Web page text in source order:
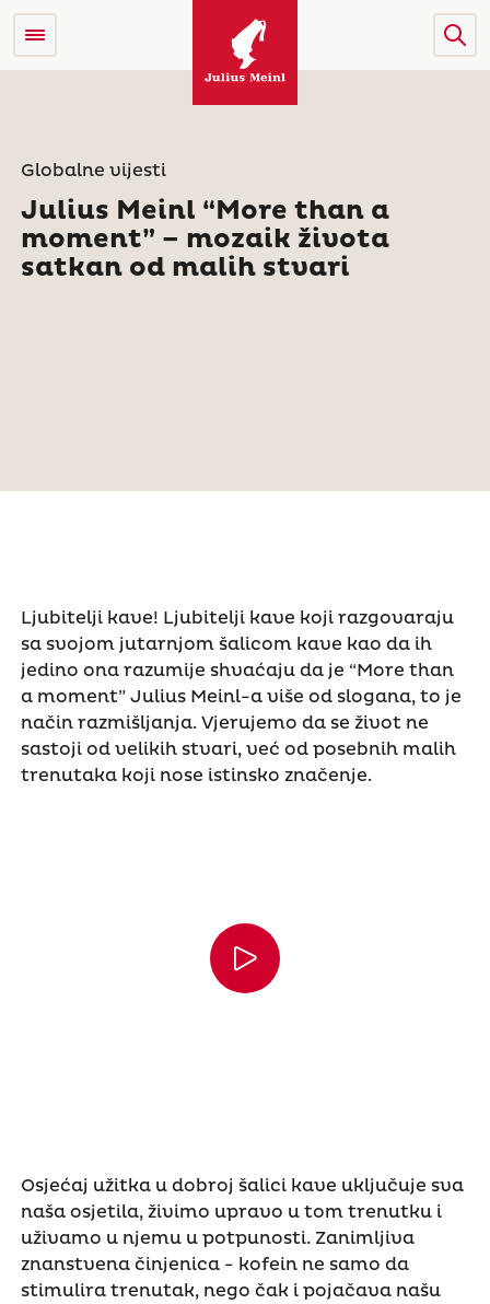
Globalne vijesti
Julius Meinl “More than a
moment” – mozaik života
satkan od malih stvari
Ljubitelji kave! Ljubitelji kave koji razgovaraju
sa svojom jutarnjom šalicom kave kao da ih
jedino ona razumije shvaćaju da je “More than
a moment” Julius Meinl-a više od slogana, to je
način razmišljanja. Vjerujemo da se život ne
sastoji od velikih stvari, već od posebnih malih
trenutaka koji nose istinsko značenje.
Osjećaj užitka u dobroj šalici kave uključuje sva
naša osjetila, živimo upravo u tom trenutku i
uživamo u njemu u potpunosti. Zanimljiva
znanstvena činjenica - kofein ne samo da
stimulira trenutak, nego čak i pojačava našu